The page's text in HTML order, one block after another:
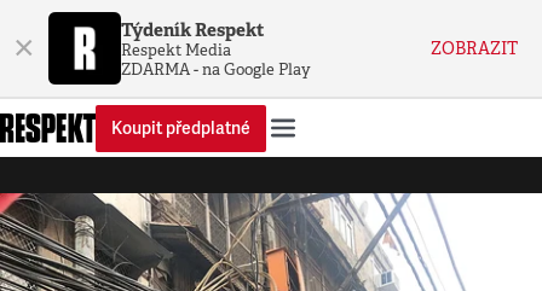
× Týdeník Respekt
Respekt Media
ZDARMA - na Google Play
ZOBRAZIT
Koupit předplatné